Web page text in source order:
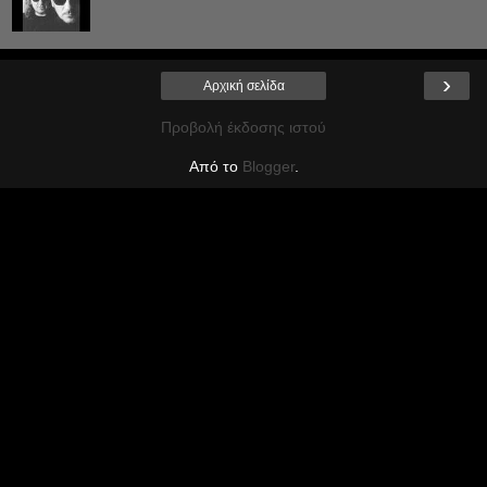
›
Αρχική σελίδα
Προβολή έκδοσης ιστού
Από το Blogger.